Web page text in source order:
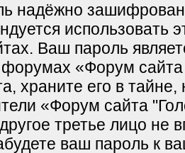
надёжно
использовать
Ваш пароль
«Форум сайта
храните его в тайне,
«Форум сайта
третье лицо не
ваш пароль к